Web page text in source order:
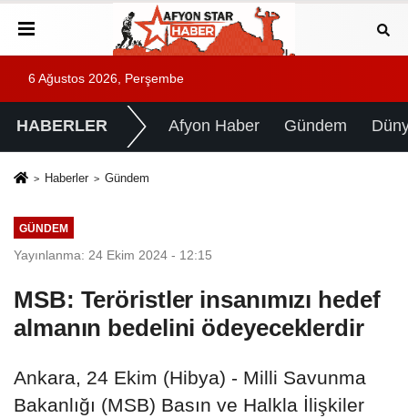
6 Ağustos 2026, Perşembe
HABERLER Afyon Haber Gündem
Haberler Gündem
GÜNDEM
Yayınlanma: 24 Ekim 2024 - 12:15
MSB: Teröristler insanımızı hedef
almanın bedelini ödeyeceklerdir
Ankara, 24 Ekim (Hibya) - Milli Savunma
Bakanlığı (MSB) Basın ve Halkla İlişkiler